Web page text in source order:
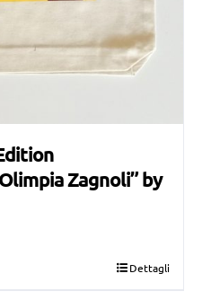
Zagnoli” by
Dettagli